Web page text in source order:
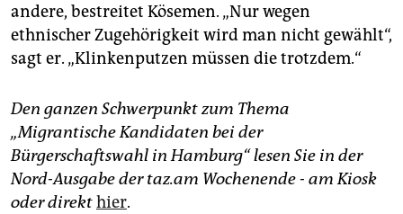
andere, bestreitet Kösemen. „Nur wegen
ethnischer Zugehörigkeit wird man nicht gewählt“,
sagt er. „Klinkenputzen müssen die trotzdem.“
Den ganzen Schwerpunkt zum Thema
„Migrantische Kandidaten bei der
Bürgerschaftswahl in Hamburg“ lesen Sie in der
Nord-Ausgabe der taz.am Wochenende - am Kiosk
oder direkthier.